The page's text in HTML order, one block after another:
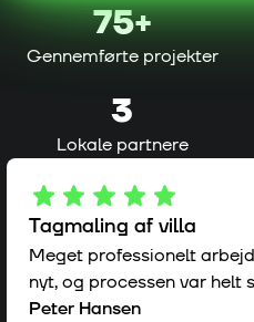
75+
Gennemførte projekter
3
Lokale partnere
Tagmaling af villa
Meget professionelt
nyt, og processen var helt
Peter Hansen